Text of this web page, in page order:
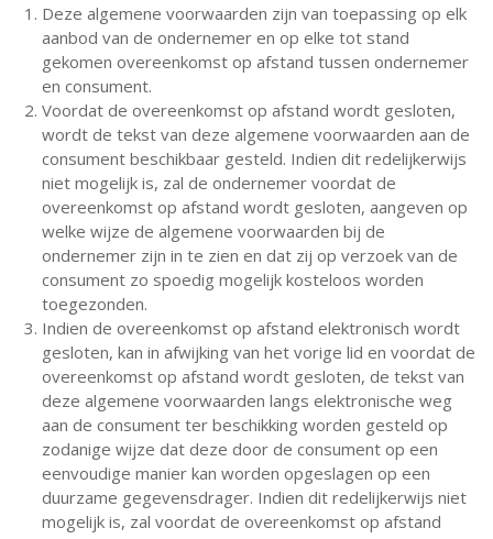
Deze algemene voorwaarden zijn van toepassing op elk
aanbod van de ondernemer en op elke tot stand
gekomen overeenkomst op afstand tussen ondernemer
en consument.
Voordat de overeenkomst op afstand wordt gesloten,
wordt de tekst van deze algemene voorwaarden aan de
consument beschikbaar gesteld. Indien dit redelijkerwijs
niet mogelijk is, zal de ondernemer voordat de
overeenkomst op afstand wordt gesloten, aangeven op
welke wijze de algemene voorwaarden bij de
ondernemer zijn in te zien en dat zij op verzoek van de
consument zo spoedig mogelijk kosteloos worden
toegezonden.
Indien de overeenkomst op afstand elektronisch wordt
gesloten, kan in afwijking van het vorige lid en voordat de
overeenkomst op afstand wordt gesloten, de tekst van
deze algemene voorwaarden langs elektronische weg
aan de consument ter beschikking worden gesteld op
zodanige wijze dat deze door de consument op een
eenvoudige manier kan worden opgeslagen op een
duurzame gegevensdrager. Indien dit redelijkerwijs niet
mogelijk is, zal voordat de overeenkomst op afstand